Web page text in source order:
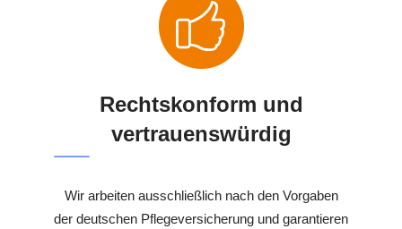
Rechtskonform und
vertrauenswürdig
Wir arbeiten ausschließlich nach den Vorgaben
der deutschen Pflegeversicherung und garantieren